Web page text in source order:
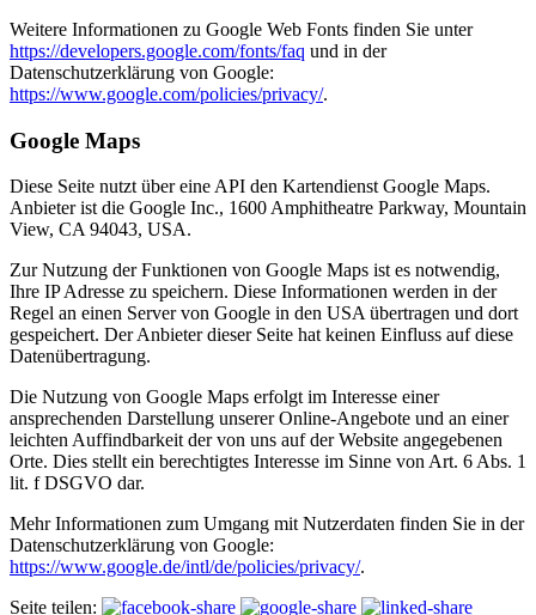
Weitere Informationen zu Google Web Fonts finden Sie unter
https://developers.google.com/fonts/faq und in der
Datenschutzerklärung von Google:
https://www.google.com/policies/privacy/.
Google Maps
Diese Seite nutzt über eine API den Kartendienst Google Maps.
Anbieter ist die Google Inc., 1600 Amphitheatre Parkway, Mountain
View, CA 94043, USA.
Zur Nutzung der Funktionen von Google Maps ist es notwendig,
Ihre IP Adresse zu speichern. Diese Informationen werden in der
Regel an einen Server von Google in den USA übertragen und dort
gespeichert. Der Anbieter dieser Seite hat keinen Einfluss auf diese
Datenübertragung.
Die Nutzung von Google Maps erfolgt im Interesse einer
ansprechenden Darstellung unserer Online-Angebote und an einer
leichten Auffindbarkeit der von uns auf der Website angegebenen
Orte. Dies stellt ein berechtigtes Interesse im Sinne von Art. 6 Abs. 1
lit. f DSGVO dar.
Mehr Informationen zum Umgang mit Nutzerdaten finden Sie in der
Datenschutzerklärung von Google:
https://www.google.de/intl/de/policies/privacy/.
Seite teilen: